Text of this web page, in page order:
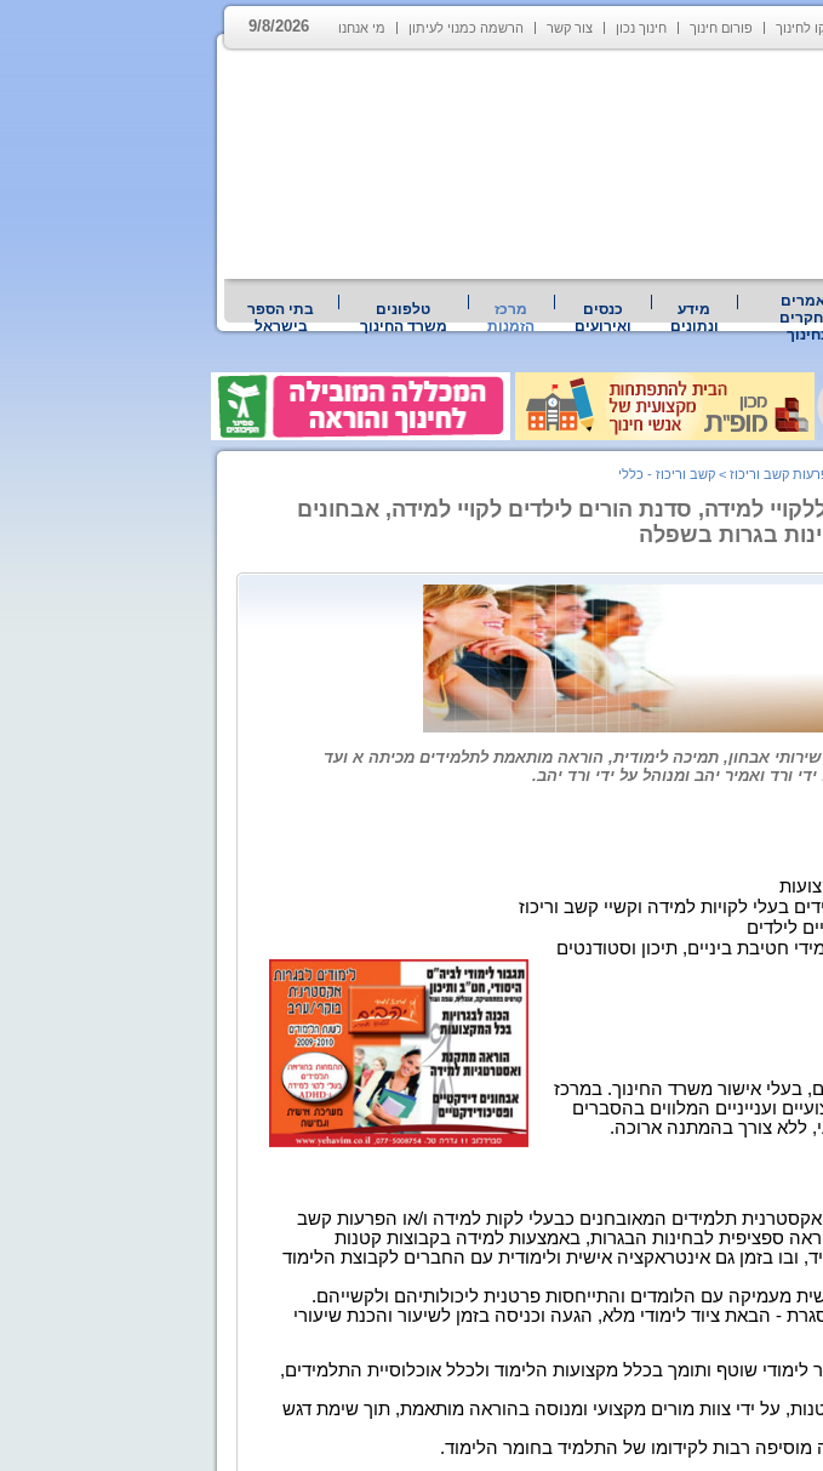
לחינוך פורום חינוך חינוך נכון צור קשר הרשמה כמנוי לעיתון מי אנחנו 9/8/2026
מידע
ונתונים
כנסים
ואירועים
מרכז
הזמנות
טלפונים
משרד החינוך
בתי הספר
בישראל
קשב וריכוז > קשב וריכוז - כללי
למידה, סדנת הורים לילדים לקויי למידה, אבחונים
בגרות בשפלה
אבחון, תמיכה לימודית, הוראה מותאמת לתלמידים מכיתה א ועד
בעלי לקויות למידה וקשיי קשב וריכוז
לילדים
חטיבת ביניים, תיכון וסטודנטים
בעלי אישור משרד החינוך. במרכז
וענייניים המלווים בהסברים
ללא צורך בהמתנה ארוכה.
אקסטרנית תלמידים המאובחנים כבעלי לקות למידה ו/או הפרעות קשב
ספציפית לבחינות הבגרות, באמצעות למידה בקבוצות קטנות
ובו בזמן גם אינטראקציה אישית ולימודית עם החברים לקבוצת הלימוד
מעמיקה עם הלומדים והתייחסות פרטנית ליכולותיהם ולקשייהם.
- הבאת ציוד לימודי מלא, הגעה וכניסה בזמן לשיעור והכנת שיעורי
לימודי שוטף ותומך בכלל מקצועות הלימוד ולכלל אוכלוסיית התלמידים,
על ידי צוות מורים מקצועי ומנוסה בהוראה מותאמת, תוך שימת דגש
מוסיפה רבות לקידומו של התלמיד בחומר הלימוד.